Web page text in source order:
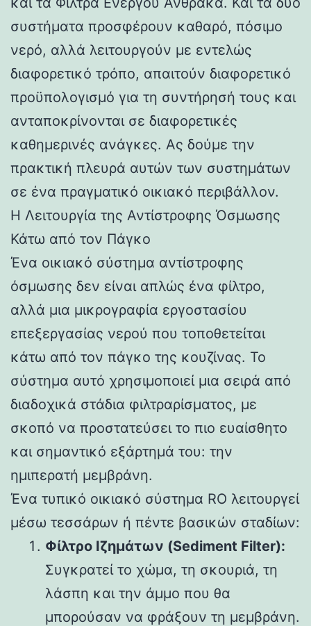
συστήματα προσφέρουν καθαρό, πόσιμο
νερό, αλλά λειτουργούν με εντελώς
διαφορετικό τρόπο, απαιτούν διαφορετικό
προϋπολογισμό για τη συντήρησή τους και
ανταποκρίνονται σε διαφορετικές
καθημερινές ανάγκες. Ας δούμε την
πρακτική πλευρά αυτών των συστημάτων
σε ένα πραγματικό οικιακό περιβάλλον.
Η Λειτουργία της Αντίστροφης Όσμωσης
Κάτω από τον Πάγκο
Ένα οικιακό σύστημα αντίστροφης
όσμωσης δεν είναι απλώς ένα φίλτρο,
αλλά μια μικρογραφία εργοστασίου
επεξεργασίας νερού που τοποθετείται
κάτω από τον πάγκο της κουζίνας. Το
σύστημα αυτό χρησιμοποιεί μια σειρά από
διαδοχικά στάδια φιλτραρίσματος, με
σκοπό να προστατεύσει το πιο ευαίσθητο
και σημαντικό εξάρτημά του: την
ημιπερατή μεμβράνη.
Ένα τυπικό οικιακό σύστημα RO λειτουργεί
μέσω τεσσάρων ή πέντε βασικών σταδίων:
Φίλτρο Ιζημάτων (Sediment Filter):
Συγκρατεί το χώμα, τη σκουριά, τη
λάσπη και την άμμο που θα
μπορούσαν να φράξουν τη μεμβράνη.